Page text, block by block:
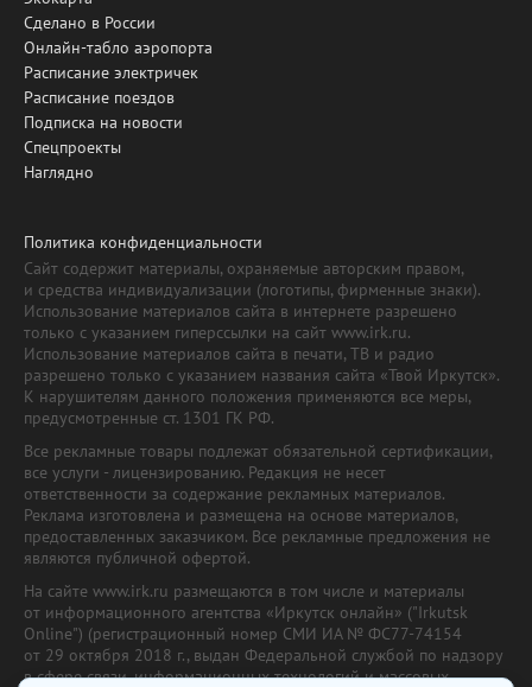
Сделано в России
Онлайн-табло аэропорта
Расписание электричек
Расписание поездов
Подписка на новости
Спецпроекты
Наглядно
Политика конфиденциальности
Сайт содержит материалы, охраняемые авторским правом,
и средства индивидуализации (логотипы, фирменные знаки).
Использование материалов сайта в интернете разрешено
только с указанием гиперссылки на сайт www.irk.ru.
Использование материалов сайта в печати, ТВ и радио
разрешено только с указанием названия сайта «Твой Иркутск».
К нарушителям данного положения применяются все меры,
предусмотренные ст. 1301 ГК РФ.
Все рекламные товары подлежат обязательной сертификации,
все услуги - лицензированию. Редакция не несет
ответственности за содержание рекламных материалов.
Реклама изготовлена и размещена на основе материалов,
предоставленных заказчиком. Все рекламные предложения не
являются публичной офертой.
На сайте www.irk.ru размещаются в том числе и материалы
от информационного агентства «Иркутск онлайн» ("Irkutsk
Online") (регистрационный номер СМИ ИА № ФС77-74154
от 29 октября 2018 г., выдан Федеральной службой по надзору
в сфере связи, информационных технологий и массовых